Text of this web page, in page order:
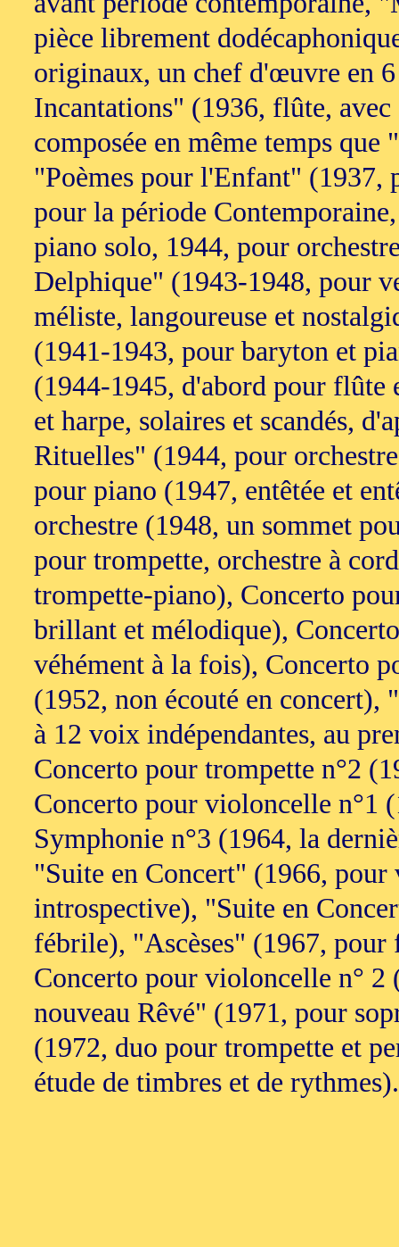
pièce librement
originaux, un chef d'œuvre en
Incantations" (1936, flûte, avec
composée en même temps
"Poèmes pour l'Enfant" (1937,
pour la période
piano solo, 1944, pour
Delphique" (1943-1948, pour
méliste, langoureuse et
(1941-1943, pour baryton et
(1944-1945, d'abord pour flûte
et harpe, solaires et scandés,
Rituelles" (1944, pour
pour piano (1947, entêtée et
orchestre (1948, un sommet
pour trompette, orchestre à
trompette-piano), Concerto
brillant et mélodique),
véhément à la fois), Concerto
(1952, non écouté en
à 12 voix indépendantes, au
Concerto pour trompette n°2
Concerto pour violoncelle n°1
Symphonie n°3 (1964, la
"Suite en Concert" (1966,
introspective), "Suite en
fébrile), "Ascèses" (1967,
Concerto pour violoncelle n° 2
nouveau Rêvé" (1971, pour
(1972, duo pour trompette et
étude de timbres et de